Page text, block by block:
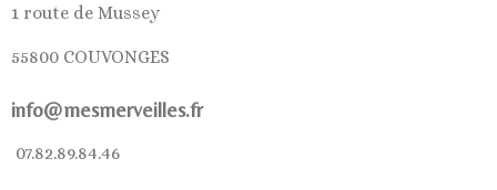
1 route de Mussey
55800 COUVONGES
info@mesmerveilles.fr
07.82.89.84.46